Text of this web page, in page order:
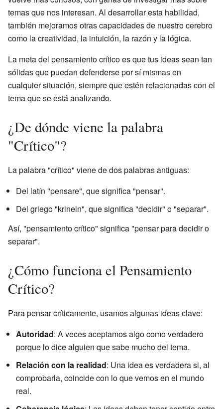
temas que nos interesan. Al desarrollar esta habilidad,
también mejoramos otras capacidades de nuestro cerebro
como la creatividad, la intuición, la razón y la lógica.
La meta del pensamiento crítico es que tus ideas sean tan
sólidas que puedan defenderse por sí mismas en
cualquier situación, siempre que estén relacionadas con el
tema que se está analizando.
¿De dónde viene la palabra
"Crítico"?
La palabra "crítico" viene de dos palabras antiguas:
Del latín "pensare", que significa "pensar".
Del griego "krinein", que significa "decidir" o "separar".
Así, "pensamiento crítico" significa "pensar para decidir o
separar".
¿Cómo funciona el Pensamiento
Crítico?
Para pensar críticamente, usamos algunas ideas clave:
Autoridad: A veces aceptamos algo como verdadero
porque lo dice alguien que sabe mucho del tema.
Relación con la realidad: Una idea es verdadera si, al
comprobarla, coincide con lo que vemos en el mundo
real.